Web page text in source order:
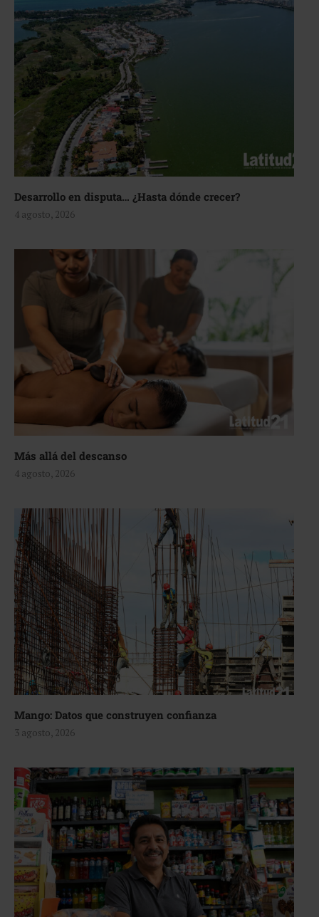
Desarrollo en disputa… ¿Hasta dónde crecer?
4 agosto, 2026
Más allá del descanso
4 agosto, 2026
Mango: Datos que construyen confianza
3 agosto, 2026